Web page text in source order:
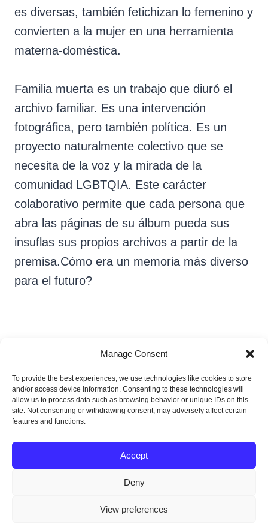
Manage Consent
To provide the best experiences, we use technologies like cookies to store
and/or access device information. Consenting to these technologies will
allow us to process data such as browsing behavior or unique IDs on this
site. Not consenting or withdrawing consent, may adversely affect certain
features and functions.
Accept
Deny
View preferences
es diversas, también fetichizan lo femenino y
convierten a la mujer en una herramienta
materna-doméstica.
Familia muerta es un trabajo que diuró el
archivo familiar. Es una intervención
fotográfica, pero también política. Es un
proyecto naturalmente colectivo que se
necesita de la voz y la mirada de la
comunidad LGBTQIA. Este carácter
colaborativo permite que cada persona que
abra las páginas de su álbum pueda sus
insuflas sus propios archivos a partir de la
premisa.Cómo era un memoria más diverso
para el futuro?
Andrés Gregorio Pérez
Kadence WP